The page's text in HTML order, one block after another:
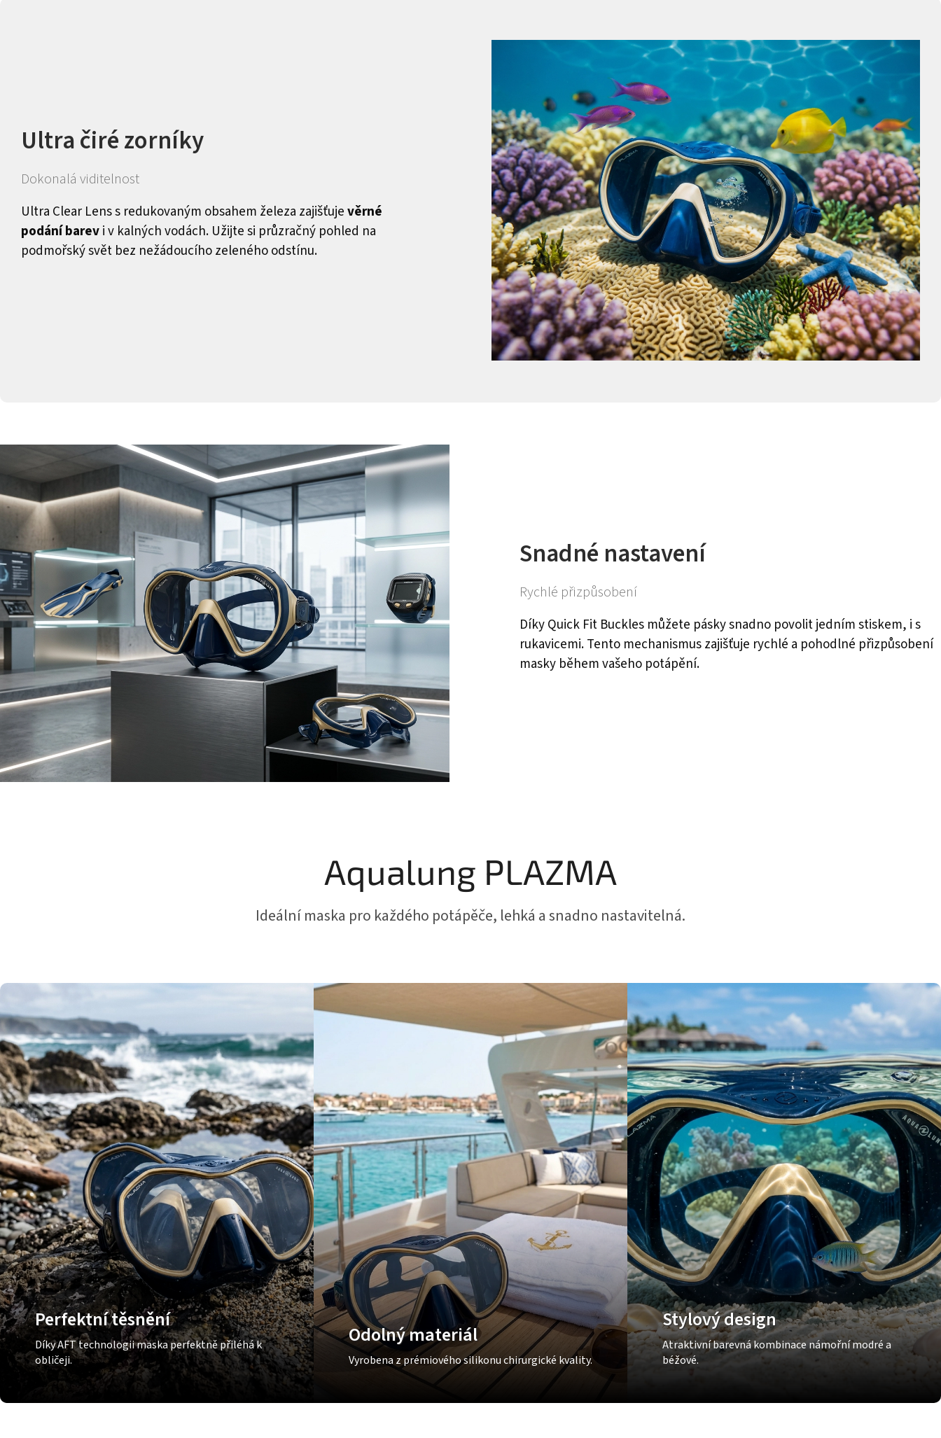
Ultra čiré zorníky
Dokonalá viditelnost
Ultra Clear Lens s redukovaným obsahem železa zajišťujevěrné
podání barevi v kalných vodách. Užijte si průzračný pohled na
podmořský svět bez nežádoucího zeleného odstínu.
Snadné nastavení
Rychlé přizpůsobení
Díky Quick Fit Buckles můžete pásky snadno povolit jedním stiskem, i s
rukavicemi. Tento mechanismus zajišťuje rychlé a pohodlné přizpůsobení
masky během vašeho potápění.
Aqualung PLAZMA
Ideální maska pro každého potápěče, lehká a snadno nastavitelná.
Perfektní těsnění
Díky AFT technologii maska perfektně přiléhá k
obličeji.
Odolný materiál
Vyrobena z prémiového silikonu chirurgické kvality.
Stylový design
Atraktivní barevná kombinace námořní modré a
béžové.